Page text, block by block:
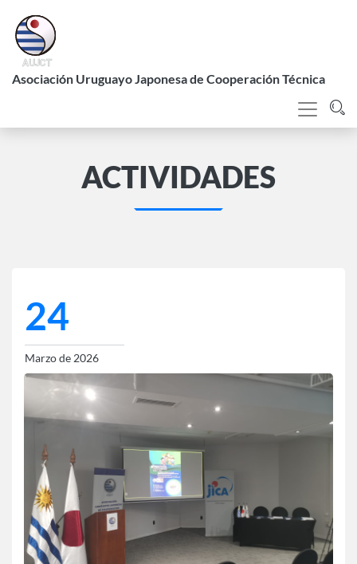
contenido
principal
Asociación Uruguayo Japonesa de Cooperación Técnica
ACTIVIDADES
24
Marzo de 2026